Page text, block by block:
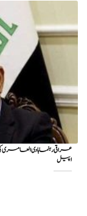
عراقی رہنما ہادی
اپیل